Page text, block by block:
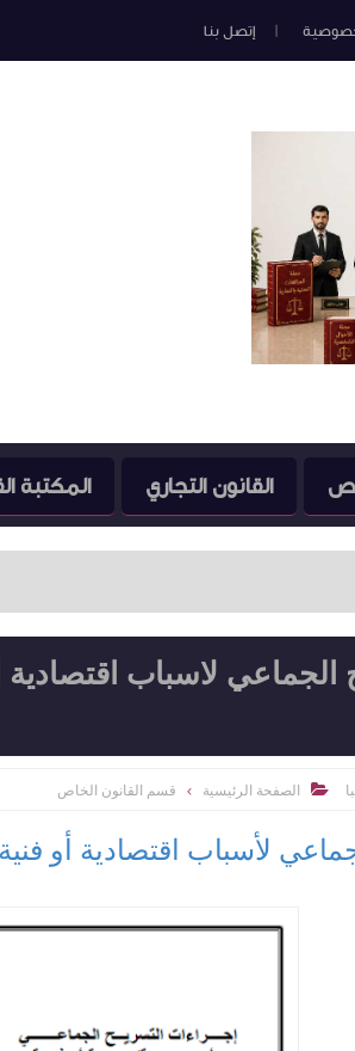
إتصل بنا
القانون التجاري المكتبة
الجماعي لاسباب
 الصفحة الرئيسية قسم القانون الخاص
لأسباب اقتصادية أو